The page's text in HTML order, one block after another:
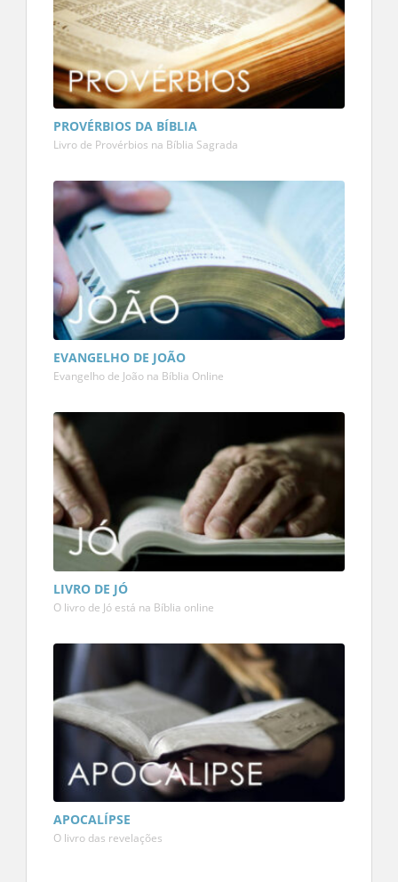
PROVÉRBIOS DA BÍBLIA
Livro de Provérbios na Bíblia Sagrada
EVANGELHO DE JOÃO
Evangelho de João na Bíblia Online
LIVRO DE JÓ
O livro de Jó está na Bíblia online
APOCALÍPSE
O livro das revelações